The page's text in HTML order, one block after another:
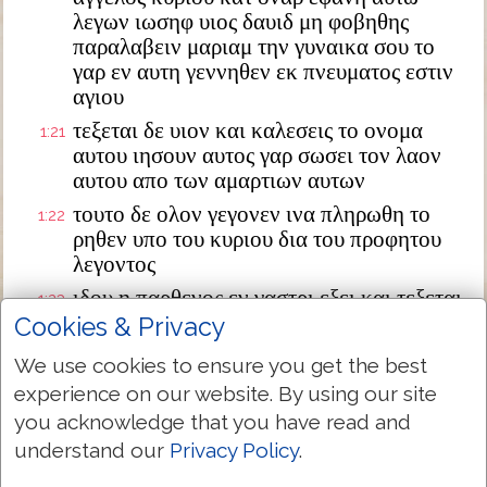
λεγων ιωσηφ υιος δαυιδ μη φοβηθης
παραλαβειν μαριαμ την γυναικα σου το
γαρ εν αυτη γεννηθεν εκ πνευματος εστιν
αγιου
1:21 τεξεται δε υιον και καλεσεις το ονομα
αυτου ιησουν αυτος γαρ σωσει τον λαον
αυτου απο των αμαρτιων αυτων
1:22 τουτο δε ολον γεγονεν ινα πληρωθη το
ρηθεν υπο του κυριου δια του προφητου
λεγοντος
1:23 ιδου η παρθενος εν γαστρι εξει και τεξεται
υιον και καλεσουσιν το ονομα αυτου
εμμανουηλ ο εστιν μεθερμηνευομενον μεθ
ημων ο θεος
1:24 διεγερθεις δε ο ιωσηφ απο του υπνου
εποιησεν ως προσεταξεν αυτω ο αγγελος
κυριου και παρελαβεν την γυναικα αυτου
Cookies & Privacy
We use cookies to ensure you get the best
experience on our website. By using our site
you acknowledge that you have read and
understand our Privacy Policy.